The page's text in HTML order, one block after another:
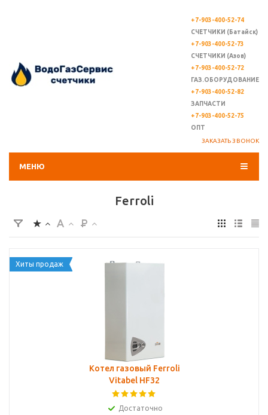
+7-903-400-52-74
СЧЕТЧИКИ (Батайск)
+7-903-400-52-73
СЧЕТЧИКИ (Азов)
+7-903-400-52-72
ГАЗ.ОБОРУДОВАНИЕ
+7-903-400-52-82
ЗАПЧАСТИ
+7-903-400-52-75
ОПТ
ЗАКАЗАТЬ ЗВОНОК
МЕНЮ
Ferroli
Хиты продаж
Котел газовый Ferroli
Vitabel HF32
Достаточно